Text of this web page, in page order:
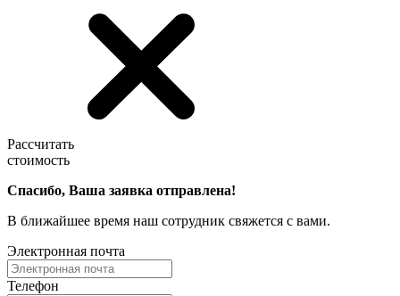
Рассчитать
стоимость
Спасибо, Ваша заявка отправлена!
В ближайшее время наш сотрудник свяжется с вами.
Электронная почта
Телефон